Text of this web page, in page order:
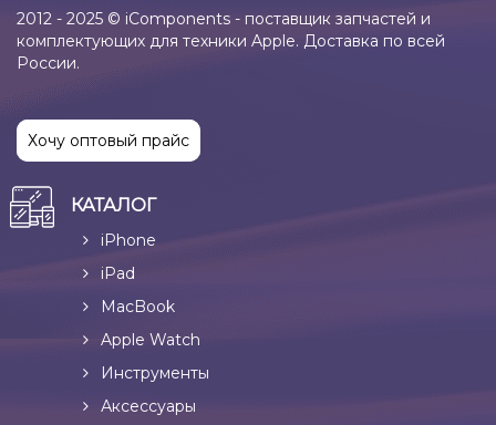
2012 - 2025 © iComponents - поставщик запчастей и
комплектующих для техники Apple. Доставка по всей
России.
Хочу оптовый прайс
КАТАЛОГ
iPhone
iPad
MacBook
Apple Watch
Инструменты
Аксессуары